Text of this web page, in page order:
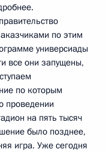
по этим
универсиады
все они запущены,
по которым
проведении
на пять тысяч
было позднее,
игра. Уже сегодня